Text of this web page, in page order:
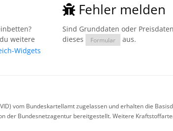
weitere
Widgets
Fehler melden
Sind Grunddaten oder
dieses
Formular aus.
vom Bundeskartellamt zugelassen und erhalten die
der Bundesnetzagentur bereitgestellt. Weitere